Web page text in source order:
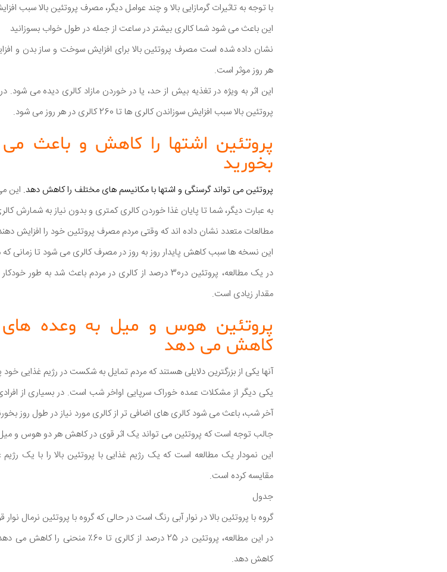
با توجه به تاثیرات گرمازایی بالا و چند عوامل دیگر، مصرف پروتئین بالا سبب
این باعث می شود شما کالری بیشتر در ساعت از جمله در طول خواب بسوزانید
هر روز موثر است.
این اثر به ویژه در تغذیه بیش از حد، یا در خوردن مازاد کالری دیده می
پروتئین بالا سبب افزایش سوزاندن کالری ها تا 260 کالری در هر روز می شود.
پروتئین اشتها را کاهش و باعث
بخورید
پروتئین می تواند گرسنگی و اشتها با مکانیسم های مختلف را کاهش دهد. این
به عبارت دیگر، شما تا پایان غذا خوردن کالری کمتری و بدون نیاز به شمارش
مطالعات متعدد نشان داده اند که وقتی مردم مصرف پروتئین خود را افزایش
این نسخه ها سبب کاهش پایدار روز به روز در مصرف کالری می شود تا زمانی
مقدار زیادی است.
پروتئین هوس و میل به وعده های
کاهش می دهد
آنها یکی از بزرگترین دلایلی هستند که مردم تمایل به شکست در رژیم غذایی خود
یکی دیگر از مشکلات عمده خوراک سرپایی اواخر شب است. در بسیاری از
آخر شب، باعث می شود کالری های اضافی تر از کالری مورد نیاز در طول روز
جالب توجه است که پروتئین می تواند یک اثر قوی در کاهش هر دو هوس و میل
این نمودار یک مطالعه است که یک رژیم غذایی با پروتئین بالا را با یک
مقایسه کرده است.
جدول
گروه با پروتئین بالا در نوار آبی رنگ است در حالی که گروه با پروتئین نرمال
در این مطالعه، پروتئین در 25 درصد از
کاهش دهد.